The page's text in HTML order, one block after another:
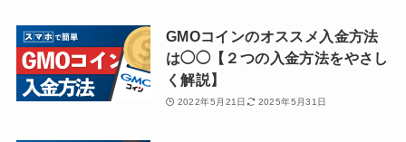
GMOコインのオススメ入金方法
は◯◯【２つの入金方法をやさし
く解説】
2022年5月21日 2025年5月31日